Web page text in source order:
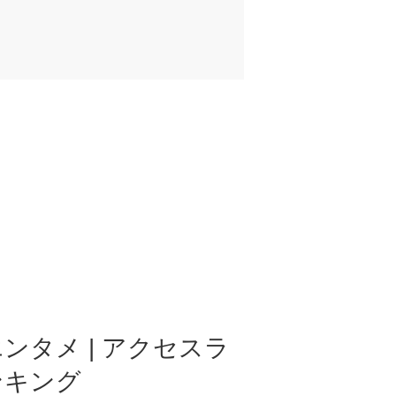
ンタメ | アクセスラ
キング